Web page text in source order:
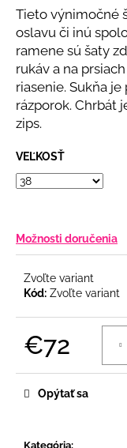
5
hviezdičiek.
Tieto výnimočné
oslavu či inú
ramene sú šaty
rukáv a na
riasenie. Sukňa
rázporok. Chrbát
zips.
VEĽKOSŤ
Možnosti doručenia
Zvoľte variant
Kód: Zvoľte variant
€72
Kategória:
Opýtať sa
a
m
e
DLHÉ
SPOLOČENSKÉ
ČOKOLÁDOVÉ
S
€93